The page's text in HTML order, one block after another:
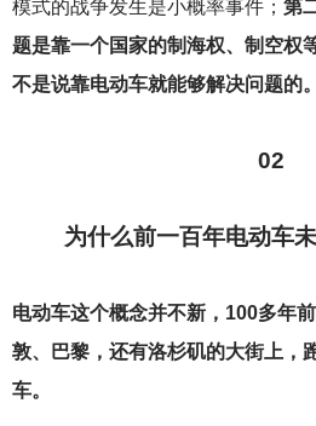
模式的战争发生是小概率事件； 第
题是靠一个国家的制海权、制空权
不是说靠电动车就能够解决问题的。
02
为什么前一百年电动车
电动车这个概念并不新，100多年
敦、巴黎，还有洛杉矶的大街上，
车。